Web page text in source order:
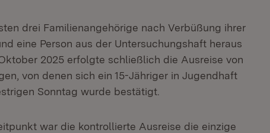
drei Familienangehörige nach Verbüßung ihrer
eine Person aus der Untersuchungshaft heraus
2025 erfolgte schließlich die Ausreise von
von denen sich ein 15-Jähriger in Jugendhaft
Sonntag wurde bestätigt.
war die kontrollierte Ausreise die einzige